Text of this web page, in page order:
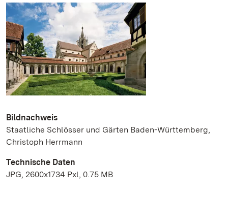
Bildnachweis
Staatliche Schlösser und Gärten Baden-Württemberg,
Christoph Herrmann
Technische Daten
JPG, 2600x1734 Pxl, 0.75 MB